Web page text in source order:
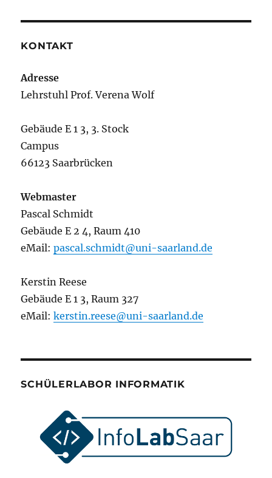
KONTAKT
Adresse
Lehrstuhl Prof. Verena Wolf
Gebäude E 1 3, 3. Stock
Campus
66123 Saarbrücken
Webmaster
Pascal Schmidt
Gebäude E 2 4, Raum 410
eMail:pascal.schmidt@uni-saarland.de
Kerstin Reese
Gebäude E 1 3, Raum 327
eMail:kerstin.reese@uni-saarland.de
SCHÜLERLABOR INFORMATIK